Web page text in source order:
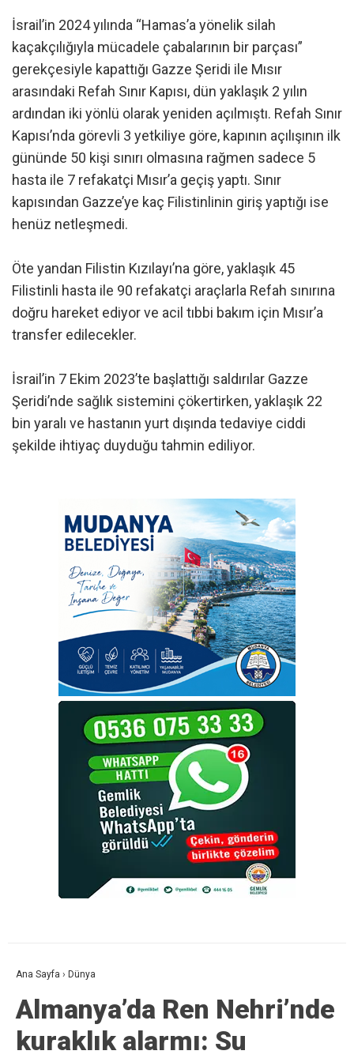
İsrail’in 2024 yılında “Hamas’a yönelik silah
kaçakçılığıyla mücadele çabalarının bir parçası”
gerekçesiyle kapattığı Gazze Şeridi ile Mısır
arasındaki Refah Sınır Kapısı, dün yaklaşık 2 yılın
ardından iki yönlü olarak yeniden açılmıştı. Refah Sınır
Kapısı’nda görevli 3 yetkiliye göre, kapının açılışının ilk
gününde 50 kişi sınırı olmasına rağmen sadece 5
hasta ile 7 refakatçi Mısır’a geçiş yaptı. Sınır
kapısından Gazze’ye kaç Filistinlinin giriş yaptığı ise
henüz netleşmedi.
Öte yandan Filistin Kızılayı’na göre, yaklaşık 45
Filistinli hasta ile 90 refakatçi araçlarla Refah sınırına
doğru hareket ediyor ve acil tıbbi bakım için Mısır’a
transfer edilecekler.
İsrail’in 7 Ekim 2023’te başlattığı saldırılar Gazze
Şeridi’nde sağlık sistemini çökertirken, yaklaşık 22
bin yaralı ve hastanın yurt dışında tedaviye ciddi
şekilde ihtiyaç duyduğu tahmin ediliyor.
Ana Sayfa › Dünya
Almanya’da Ren Nehri’nde
kuraklık alarmı: Su